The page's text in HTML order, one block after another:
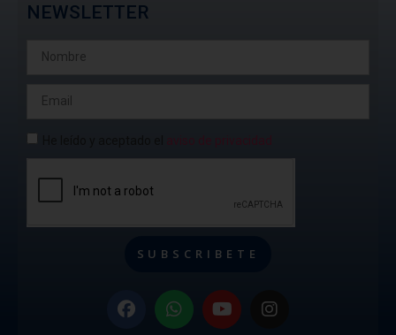
NEWSLETTER
SUBSCRIBETE